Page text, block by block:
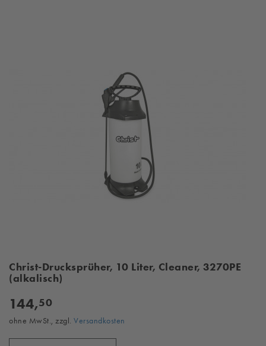
Christ-Drucksprüher, 10 Liter, Cleaner, 3270PE
(alkalisch)
144,50
ohne MwSt., zzgl. Versandkosten